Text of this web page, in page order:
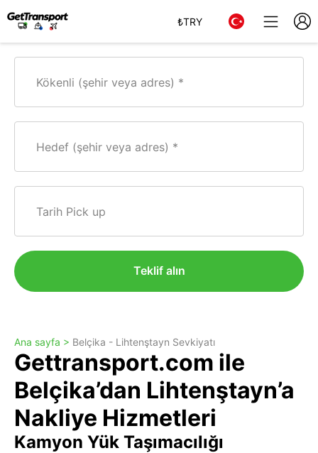
₺TRY
Kökenli (şehir veya adres)
Hedef (şehir veya adres)
Tarih Pick up
Teklif alın
Ana sayfa > Belçika - Lihtenştayn Sevkiyatı
Gettransport.com ile
Belçika’dan Lihtenştayn’a
Nakliye Hizmetleri
Kamyon Yük Taşımacılığı